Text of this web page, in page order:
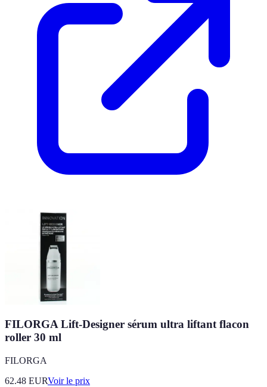
FILORGA Lift-Designer sérum ultra liftant flacon
roller 30 ml
FILORGA
62.48 EURVoir le prix